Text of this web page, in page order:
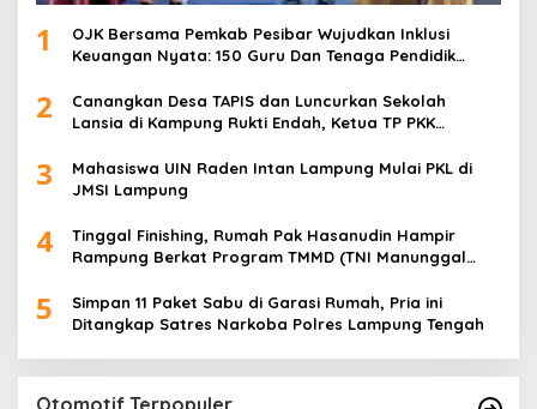
1
OJK Bersama Pemkab Pesibar Wujudkan Inklusi
Keuangan Nyata: 150 Guru Dan Tenaga Pendidik
2
Canangkan Desa TAPIS dan Luncurkan Sekolah
Lansia di Kampung Rukti Endah, Ketua TP PKK
Desa
3
Mahasiswa UIN Raden Intan Lampung Mulai PKL di
JMSI Lampung
4
Tinggal Finishing, Rumah Pak Hasanudin Hampir
Rampung Berkat Program TMMD (TNI Manunggal
5
Simpan 11 Paket Sabu di Garasi Rumah, Pria ini
Ditangkap Satres Narkoba Polres Lampung Tengah
Otomotif Terpopuler